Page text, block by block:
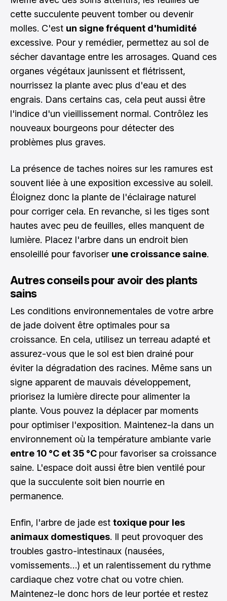
cette succulente peuvent tomber ou devenir
molles. C'est un signe fréquent d'humidité
excessive. Pour y remédier, permettez au sol de
sécher davantage entre les arrosages. Quand ces
organes végétaux jaunissent et flétrissent,
nourrissez la plante avec plus d'eau et des
engrais. Dans certains cas, cela peut aussi être
l'indice d'un vieillissement normal. Contrôlez les
nouveaux bourgeons pour détecter des
problèmes plus graves.
La présence de taches noires sur les ramures est
souvent liée à une exposition excessive au soleil.
Éloignez donc la plante de l'éclairage naturel
pour corriger cela. En revanche, si les tiges sont
hautes avec peu de feuilles, elles manquent de
lumière. Placez l'arbre dans un endroit bien
ensoleillé pour favoriser une croissance saine.
Autres conseils pour avoir des plants
sains
Les conditions environnementales de votre arbre
de jade doivent être optimales pour sa
croissance. En cela, utilisez un terreau adapté et
assurez-vous que le sol est bien drainé pour
éviter la dégradation des racines. Même sans un
signe apparent de mauvais développement,
priorisez la lumière directe pour alimenter la
plante. Vous pouvez la déplacer par moments
pour optimiser l'exposition. Maintenez-la dans un
environnement où la température ambiante varie
entre 10 °C et 35 °C pour favoriser sa croissance
saine. L'espace doit aussi être bien ventilé pour
que la succulente soit bien nourrie en
permanence.
Enfin, l'arbre de jade est toxique pour les
animaux domestiques. Il peut provoquer des
troubles gastro-intestinaux (nausées,
vomissements…) et un ralentissement du rythme
cardiaque chez votre chat ou votre chien.
Maintenez-le donc hors de leur portée et restez